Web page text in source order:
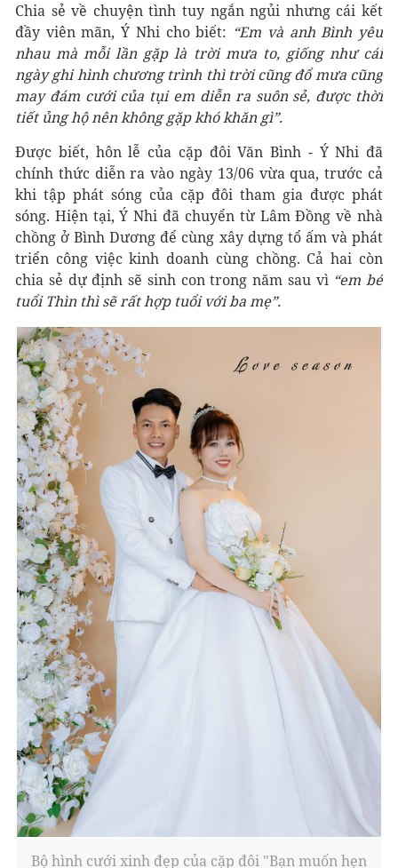
Chia sẻ về chuyện tình tuy ngắn ngủi nhưng cái kết
đầy viên mãn, Ý Nhi cho biết: “Em và anh Bình yêu
nhau mà mỗi lần gặp là trời mưa to, giống như cái
ngày ghi hình chương trình thì trời cũng đổ mưa cũng
may đám cưới của tụi em diễn ra suôn sẻ, được thời
tiết ủng hộ nên không gặp khó khăn gì”.
Được biết, hôn lễ của cặp đôi Văn Bình - Ý Nhi đã
chính thức diễn ra vào ngày 13/06 vừa qua, trước cả
khi tập phát sóng của cặp đôi tham gia được phát
sóng. Hiện tại, Ý Nhi đã chuyển từ Lâm Đồng về nhà
chồng ở Bình Dương để cùng xây dựng tổ ấm và phát
triển công việc kinh doanh cùng chồng. Cả hai còn
chia sẻ dự định sẽ sinh con trong năm sau vì “em bé
tuổi Thìn thì sẽ rất hợp tuổi với ba mẹ”.
Bộ hình cưới xinh đẹp của cặp đôi "Bạn muốn hẹn